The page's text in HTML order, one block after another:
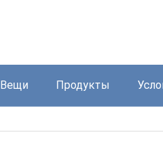
Вещи Продукты